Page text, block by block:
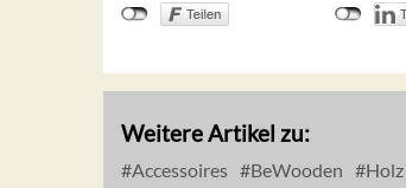
Weitere Artikel zu:
Accessoires BeWooden Holz